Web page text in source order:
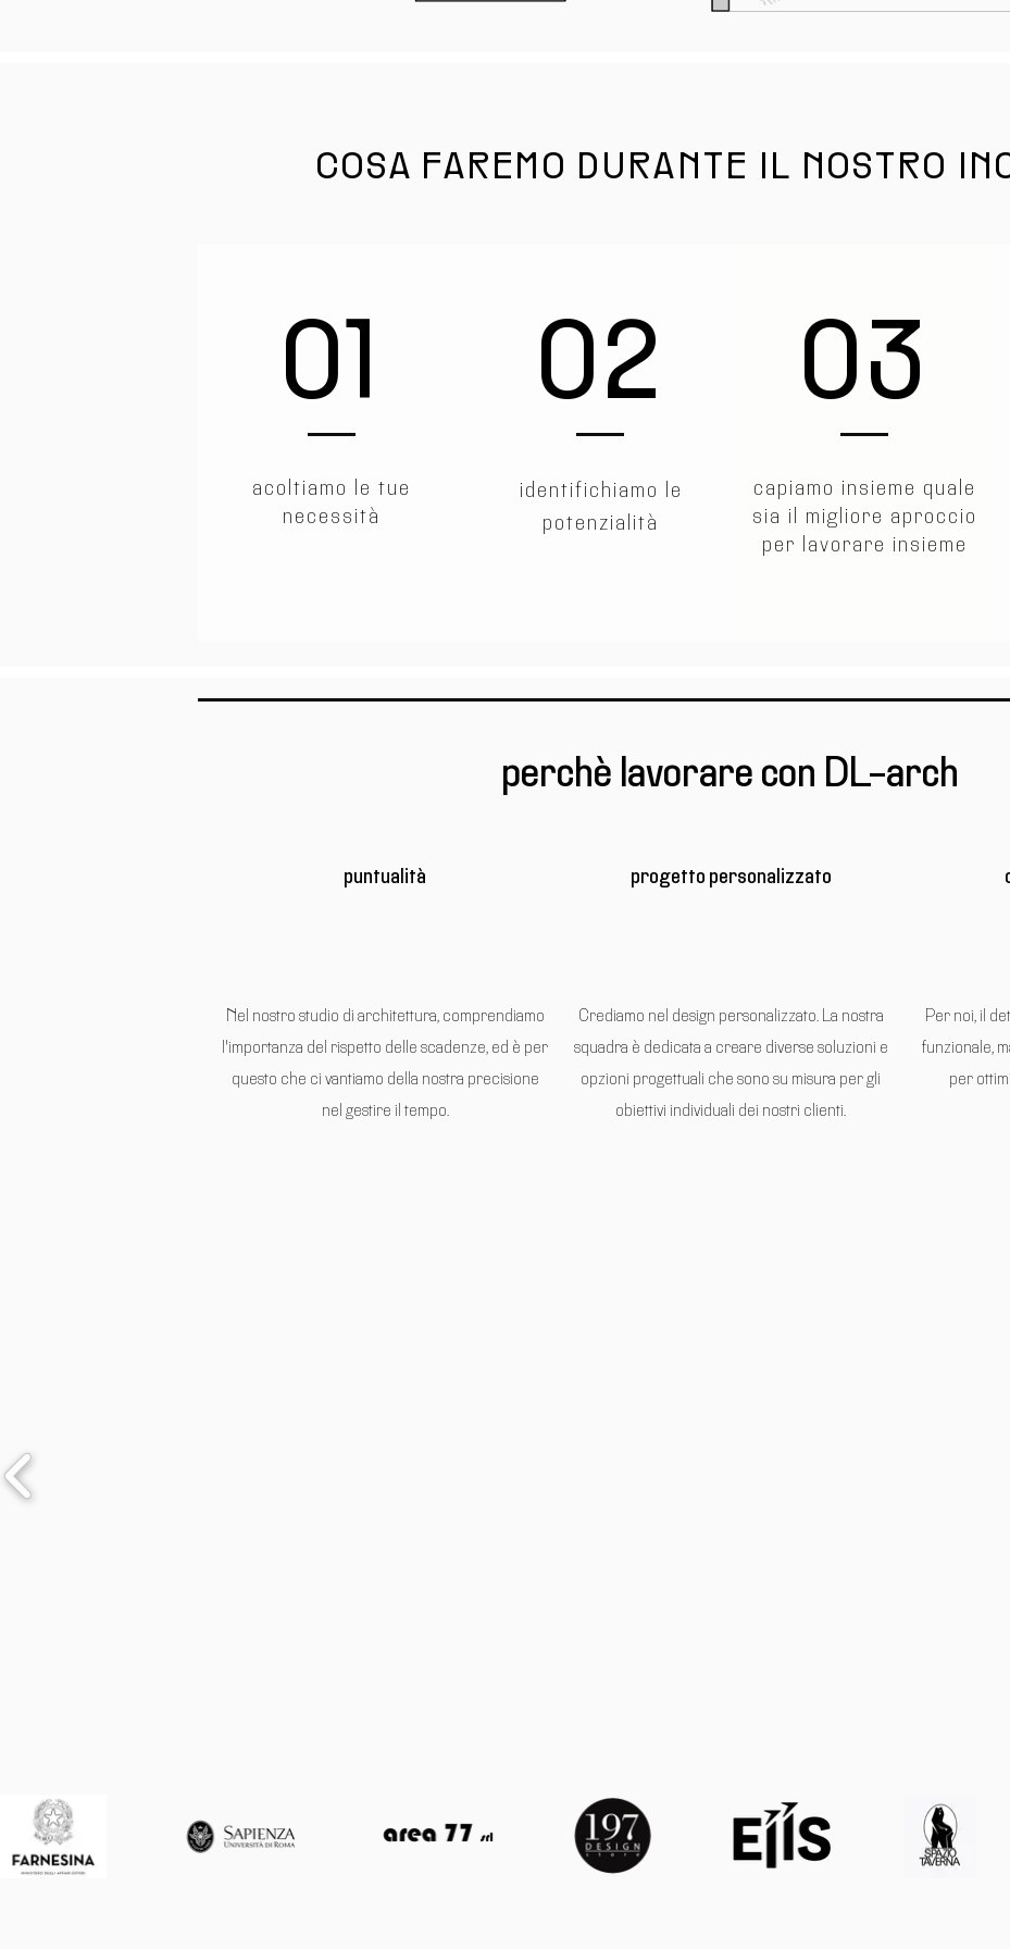
COSA FAREMO DURANTE IL NOSTRO
01
acoltiamo le tue
necessità
02
identifichiamo le
potenzialità
03
capiamo insieme quale
sia il migliore aproccio
per lavorare insieme
perchè lavorare con DL-arch
puntualità
Nel nostro studio di architettura, comprendiamo
l'importanza del rispetto delle scadenze, ed è per
questo che ci vantiamo della nostra precisione
nel gestire il tempo.
progetto personalizzato
Crediamo nel design personalizzato. La nostra
squadra è dedicata a creare diverse soluzioni e
opzioni progettuali che sono su misura per gli
obiettivi individuali dei nostri clienti.
Per noi, il
funzionale,
per